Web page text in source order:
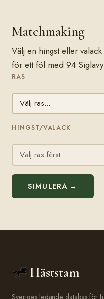
Matchmaking
Välj en hingst eller
för ett föl med 94
RAS
HINGST/VALACK
SIMULERA →
Häststam
Sveriges ledande databas för